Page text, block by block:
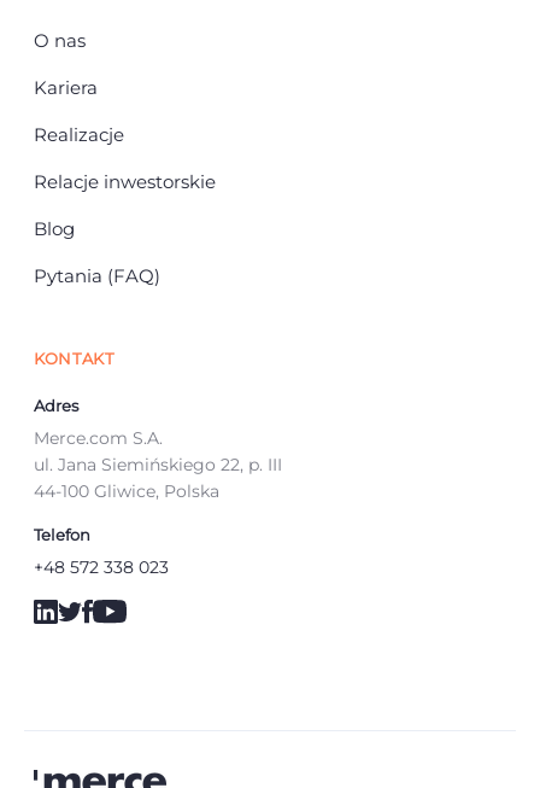
O nas
Kariera
Realizacje
Relacje inwestorskie
Blog
Pytania (FAQ)
KONTAKT
Adres
Merce.com S.A.
ul. Jana Siemińskiego 22, p. III
44-100 Gliwice, Polska
Telefon
+48 572 338 023